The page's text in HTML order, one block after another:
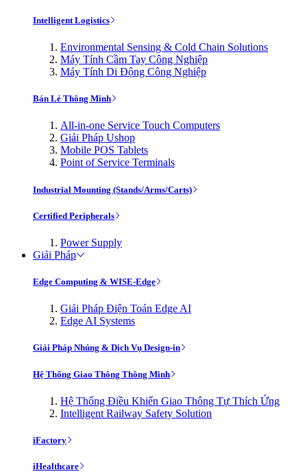
Intelligent Logistics
Environmental Sensing & Cold Chain Solutions
Máy Tính Cầm Tay Công Nghiệp
Máy Tính Di Động Công Nghiệp
Bán Lẻ Thông Minh
All-in-one Service Touch Computers
Giải Pháp Ushop
Mobile POS Tablets
Point of Service Terminals
Industrial Mounting (Stands/Arms/Carts)
Certified Peripherals
Power Supply
Giải Pháp
Edge Computing & WISE-Edge
Giải Pháp Điện Toán Edge AI
Edge AI Systems
Giải Pháp Nhúng & Dịch Vụ Design-in
Hệ Thống Giao Thông Thông Minh
Hệ Thống Điều Khiển Giao Thông Tự Thích Ứng
Intelligent Railway Safety Solution
iFactory
iHealthcare